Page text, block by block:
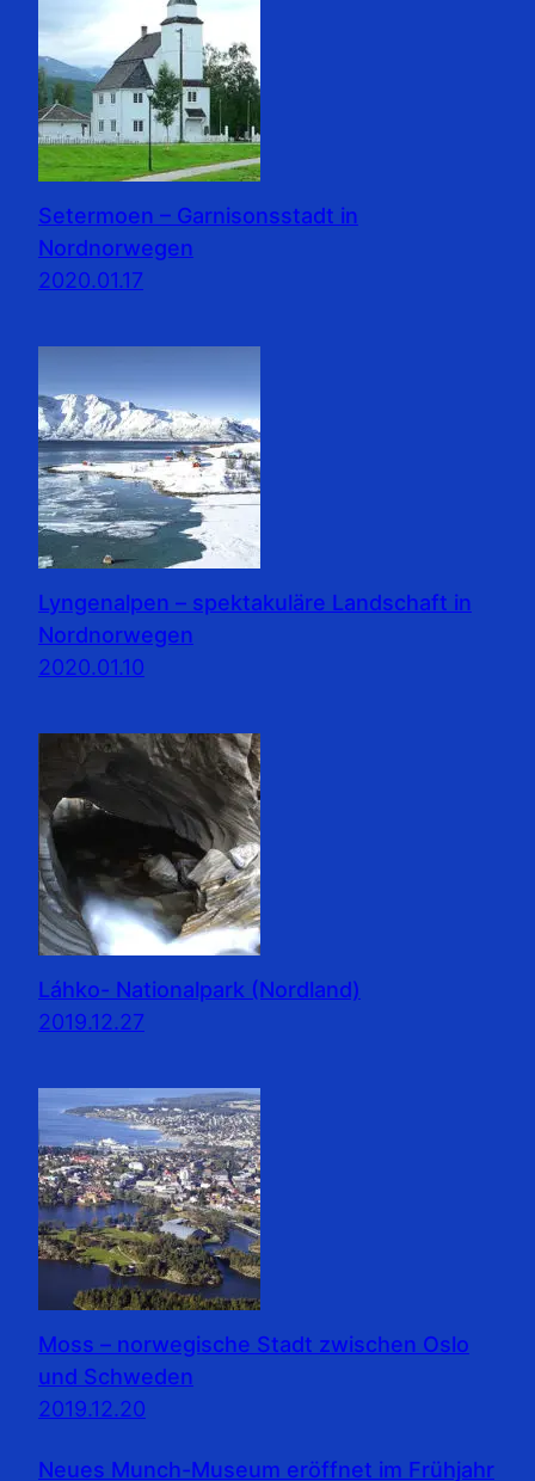
Setermoen – Garnisonsstadt in
Nordnorwegen
2020.01.17
Lyngenalpen – spektakuläre Landschaft in
Nordnorwegen
2020.01.10
Láhko- Nationalpark (Nordland)
2019.12.27
Moss – norwegische Stadt zwischen Oslo
und Schweden
2019.12.20
Neues Munch-Museum eröffnet im Frühjahr